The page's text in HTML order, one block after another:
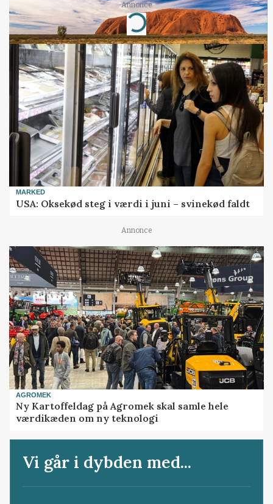
Annonce
Loading...
MARKED
USA: Oksekød steg i værdi i juni – svinekød faldt
Annonce
AGROMEK
Ny Kartoffeldag på Agromek skal samle hele
værdikæden om ny teknologi
Vi går i dybden med...